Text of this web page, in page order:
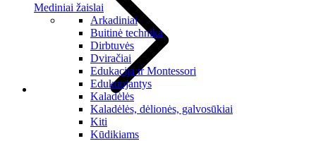
Mediniai žaislai
Arkadiniai
Buitinė technika
Dirbtuvės
Dviračiai
Edukacija ir Montessori
Edukuojantys
Kaladėlės
Kaladėlės, dėlionės, galvosūkiai
Kiti
Kūdikiams